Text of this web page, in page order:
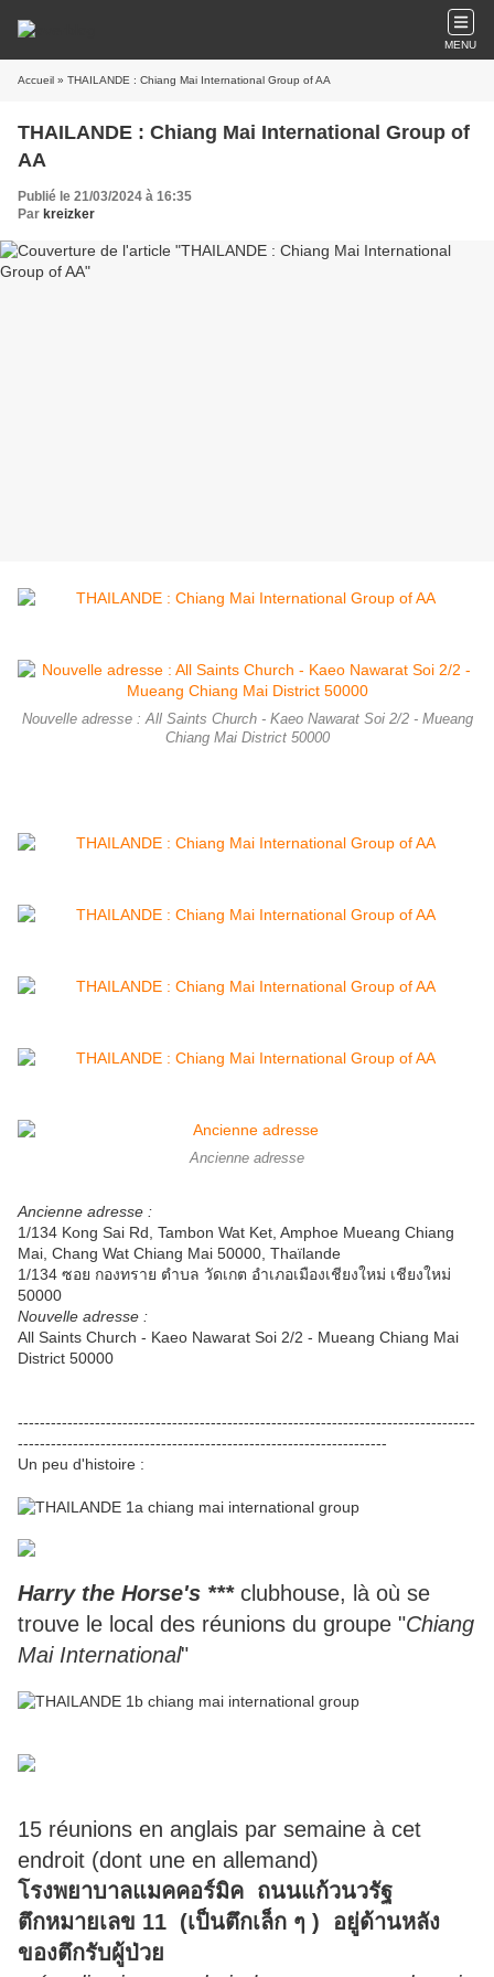
MENU
Accueil » THAILANDE : Chiang Mai International Group of AA
THAILANDE : Chiang Mai International Group of
AA
Publié le 21/03/2024 à 16:35
Par kreizker
Nouvelle adresse : All Saints Church - Kaeo Nawarat Soi 2/2 - Mueang
Chiang Mai District 50000
Ancienne adresse
Ancienne adresse :
1/134 Kong Sai Rd, Tambon Wat Ket, Amphoe Mueang Chiang
Mai, Chang Wat Chiang Mai 50000, Thaïlande
1/134 ซอย กองทราย ตำบล วัดเกต อำเภอเมืองเชียงใหม่ เชียงใหม่
50000
Nouvelle adresse :
All Saints Church - Kaeo Nawarat Soi 2/2 - Mueang Chiang Mai
District 50000
-----------------------------------------------------------------------------------
-------------------------------------------------------------------
Un peu d'histoire :
Harry the Horse's ***clubhouse, là où se
trouve le local des réunions du groupe "Chiang
Mai International"
15 réunions en anglais par semaine à cet
endroit (dont une en allemand)
โรงพยาบาลแมคคอร์มิค ถนนแก้วนวรัฐ
ตึกหมายเลข 11 (เป็นตึกเล็ก ๆ ) อยู่ด้านหลัง
ของตึกรับผู้ป่วย